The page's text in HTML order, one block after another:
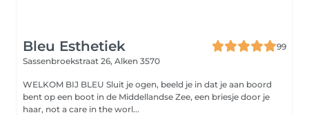
Bleu Esthetiek
99
Sassenbroekstraat 26, Alken 3570
WELKOM BIJ BLEU Sluit je ogen, beeld je in dat je aan boord
bent op een boot in de Middellandse Zee, een briesje door je
haar, not a care in the worl...